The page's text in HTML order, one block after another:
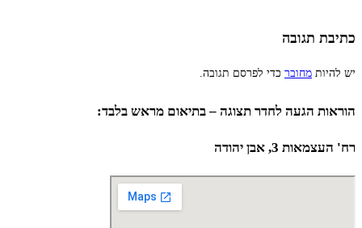
כתיבת תגובה
יש להיות מחובר כדי לפרסם תגובה.
הוראות הגעה לחדר תצוגה – בתיאום מראש בלבד:
רח' העצמאות 3, אבן יהודה